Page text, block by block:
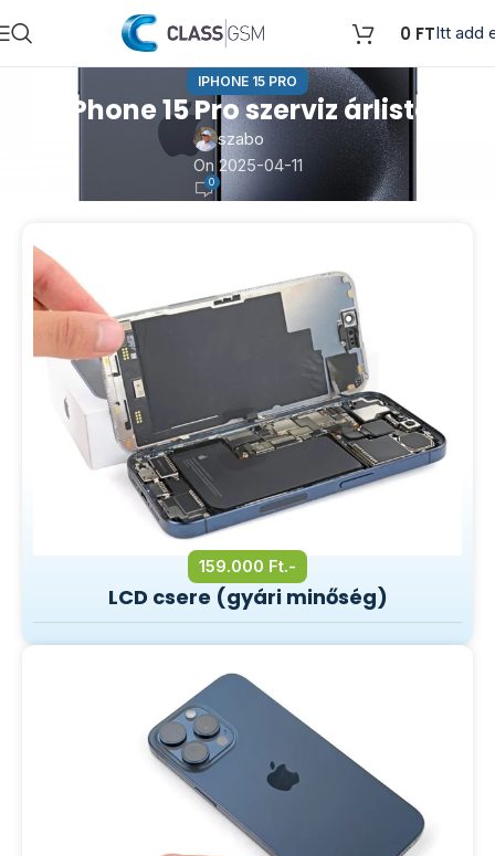
0 FTItt add
IPHONE 15 PRO
iPhone 15 Pro szerviz árlista
szabo
On 2025-04-11
0
159.000 Ft.-
LCD csere (gyári minőség)